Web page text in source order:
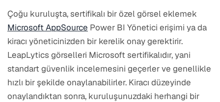
Çoğu kuruluşta, sertifikalı bir özel görsel eklemek
Microsoft AppSource Power BI Yönetici erişimi ya da
kiracı yöneticinizden bir kerelik onay gerektirir.
LeapLytics görselleri Microsoft sertifikalıdır, yani
standart güvenlik incelemesini geçerler ve genellikle
hızlı bir şekilde onaylanabilirler. Kiracı düzeyinde
onaylandıktan sonra, kuruluşunuzdaki herhangi bir